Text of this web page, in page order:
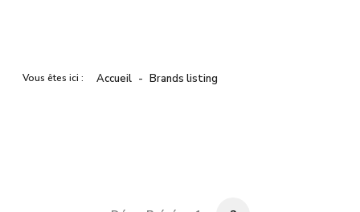
Vous êtes ici : Accueil Brands listing